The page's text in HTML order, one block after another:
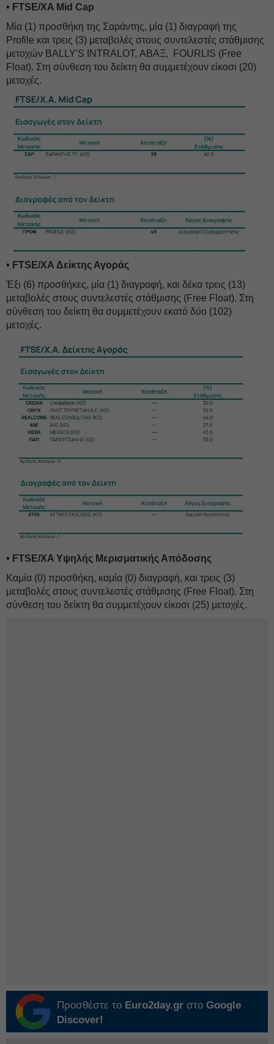
• FTSE/XA Mid Cap
Μία (1) προσθήκη της Σαράντης, μία (1) διαγραφή της
Profile και τρεις (3) μεταβολές στους συντελεστές στάθμισης
μετοχών BALLY'S INTRALOT, ΑΒΑΞ, FOURLIS (Free
Float). Στη σύνθεση του δείκτη θα συμμετέχουν είκοσι (20)
μετοχές.
• FTSE/XA Δείκτης Αγοράς
Έξι (6) προσθήκες, μία (1) διαγραφή, και δέκα τρεις (13)
μεταβολές στους συντελεστές στάθμισης (Free Float). Στη
σύνθεση του δείκτη θα συμμετέχουν εκατό δύο (102)
μετοχές.
• FTSE/XA Υψηλής Μερισματικής Απόδοσης
Καμία (0) προσθήκη, καμία (0) διαγραφή, και τρεις (3)
μεταβολές στους συντελεστές στάθμισης (Free Float). Στη
σύνθεση του δείκτη θα συμμετέχουν είκοσι (25) μετοχές.
Προσθέστε το Euro2day.gr στο Google
Discover!